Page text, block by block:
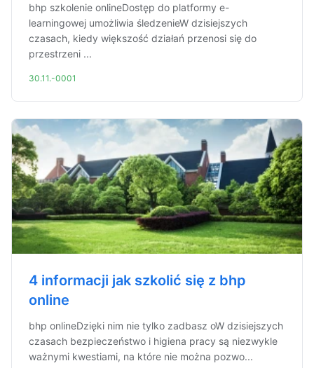
bhp szkolenie onlineDostęp do platformy e-
learningowej umożliwia śledzenieW dzisiejszych
czasach, kiedy większość działań przenosi się do
przestrzeni ...
30.11.-0001
4 informacji jak szkolić się z bhp
online
bhp onlineDzięki nim nie tylko zadbasz oW dzisiejszych
czasach bezpieczeństwo i higiena pracy są niezwykle
ważnymi kwestiami, na które nie można pozwo...